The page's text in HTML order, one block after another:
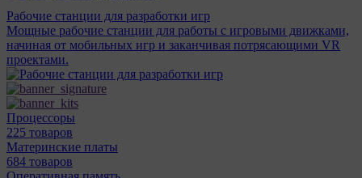
Рабочие станции для разработки игр
Мощные рабочие станции для работы с игровыми движками,
начиная от мобильных игр и заканчивая потрясающими VR
проектами.
Процессоры
225 товаров
Материнcкие платы
684 товаров